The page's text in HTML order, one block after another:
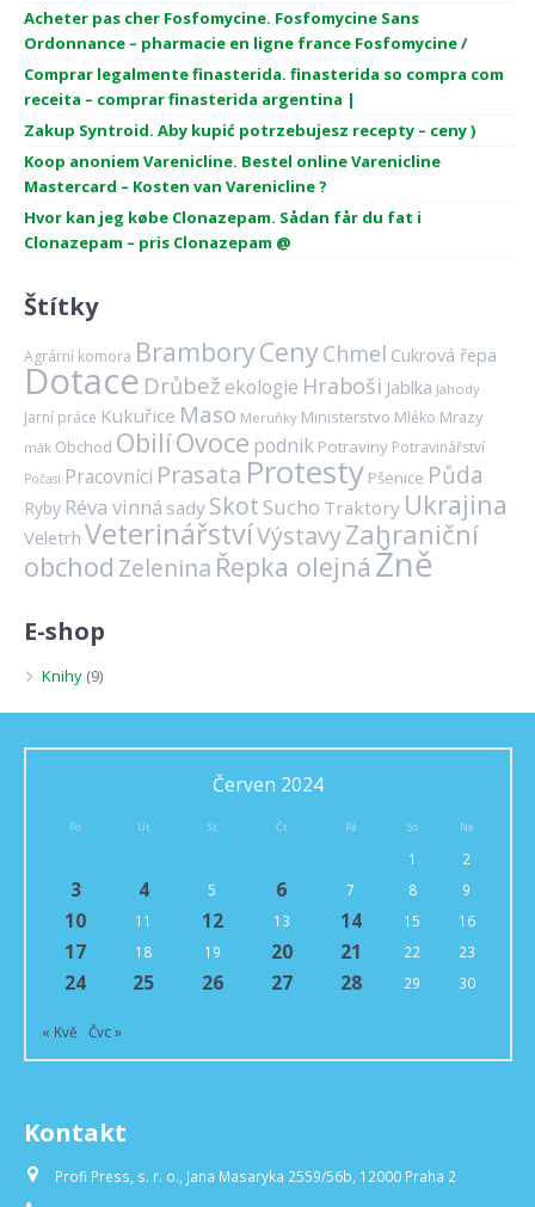
Acheter pas cher Fosfomycine. Fosfomycine Sans
Ordonnance – pharmacie en ligne france Fosfomycine /
Comprar legalmente finasterida. finasterida so compra com
receita – comprar finasterida argentina |
Zakup Syntroid. Aby kupić potrzebujesz recepty – ceny )
Koop anoniem Varenicline. Bestel online Varenicline
Mastercard – Kosten van Varenicline ?
Hvor kan jeg købe Clonazepam. Sådan får du fat i
Clonazepam – pris Clonazepam @
Štítky
Agrární komora BramboryCenyChmel Cukrová řepa
Dotace Drůbež ekologie Hraboši Jablka Jahody
Jarní práce Kukuřice Maso Meruňky Ministerstvo Mléko Mrazy
mák Obchod ObilíOvoce podnik Potraviny Potravinářství
Počasí Pracovníci Prasata Protesty Pšenice Půda
Ryby Réva vinná sady Skot Sucho Traktory Ukrajina
Veletrh VeterinářstvíVýstavyZahraniční
obchod Zelenina Řepka olejná Žně
E-shop
Knihy (9)
Červen 2024
Po Út St Čt Pá So Ne
1 2
3 4 5 6 7 8 9
10 11 12 13 14 15 16
17 18 19 20 21 22 23
24 25 26 27 28 29 30
« Kvě Čvc »
Kontakt
Profi Press, s. r. o., Jana Masaryka 2559/56b, 12000 Praha 2